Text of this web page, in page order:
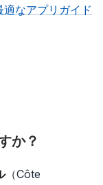
なアプリガイド
か？
（Côte